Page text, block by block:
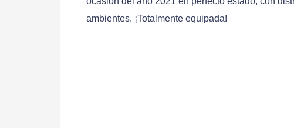
ambientes. ¡Totalmente equipada!